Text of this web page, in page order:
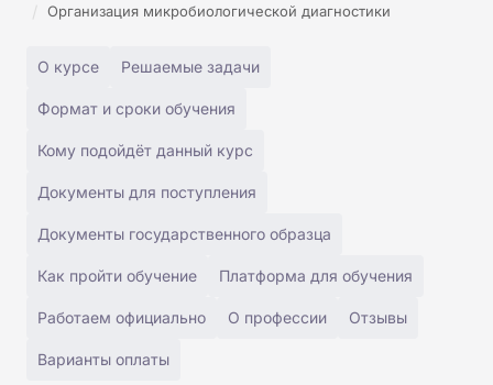
/ Организация микробиологической диагностики
О курсе Решаемые задачи
Формат и сроки обучения
Кому подойдёт данный курс
Документы для поступления
Документы государственного образца
Как пройти обучение Платформа для обучения
Работаем официально О профессии Отзывы
Варианты оплаты